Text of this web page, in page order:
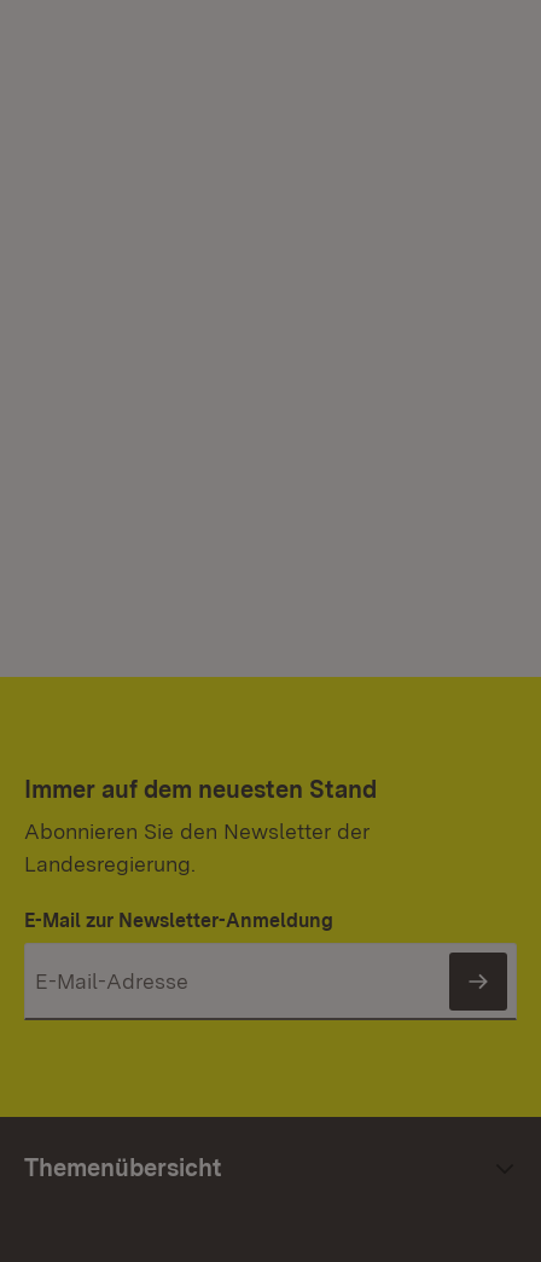
Immer auf dem neuesten Stand
Abonnieren Sie den Newsletter der
Landesregierung.
E-Mail zur Newsletter-Anmeldung
Themenübersicht